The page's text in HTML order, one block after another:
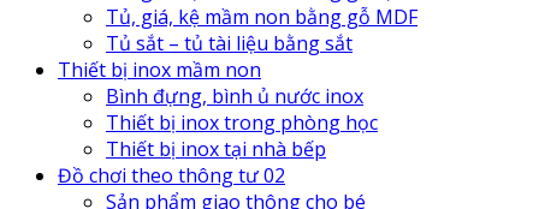
Tủ, giá, kệ mầm non bằng gỗ MDF
Tủ sắt – tủ tài liệu bằng sắt
Thiết bị inox mầm non
Bình đựng, bình ủ nước inox
Thiết bị inox trong phòng học
Thiết bị inox tại nhà bếp
Đồ chơi theo thông tư 02
Sản phẩm giao thông cho bé